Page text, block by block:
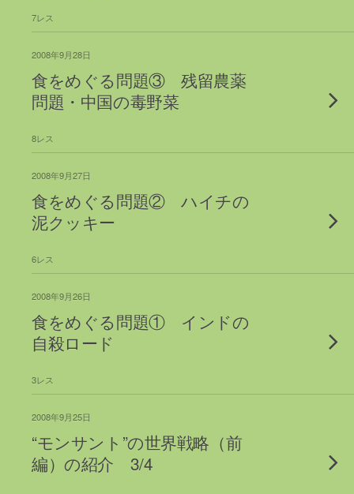
7レス
2008年9月28日
食をめぐる問題③ 残留農薬
問題・中国の毒野菜
8レス
2008年9月27日
食をめぐる問題② ハイチの
泥クッキー
6レス
2008年9月26日
食をめぐる問題① インドの
自殺ロード
3レス
2008年9月25日
“モンサント”の世界戦略（前
編）の紹介 3/4